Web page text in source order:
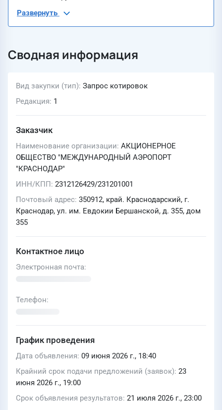
Развернуть
Сводная информация
Вид закупки (тип) Запрос котировок
Редакция 1
Заказчик
Наименование организации АКЦИОНЕРНОЕ
ОБЩЕСТВО "МЕЖДУНАРОДНЫЙ АЭРОПОРТ
"КРАСНОДАР"
ИНН/КПП 2312126429/231201001
Почтовый адрес 350912, край. Краснодарский, г.
Краснодар, ул. им. Евдокии Бершанской, д. 355, дом
355
Контактное лицо
Электронная почта
Телефон
График проведения
Дата объявления 09 июня 2026 г., 18:40
Крайний срок подачи предложений (заявок) 23
июня 2026 г., 19:00
Срок объявления результатов 21 июля 2026 г., 23:00